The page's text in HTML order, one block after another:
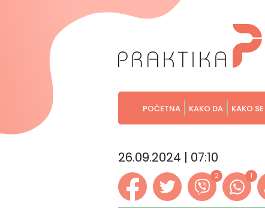
POČETNA KAKO DA KAKO
26.09.2024 | 07:10
2 1